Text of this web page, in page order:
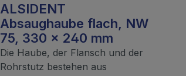
ALSIDENT
Absaughaube flach, NW
75, 330 x 240 mm
Die Haube, der Flansch und der
Rohrstutz bestehen aus